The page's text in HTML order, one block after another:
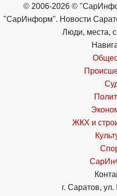
© 2006-2026 ©
"СарИнформ". Новости
Люди, места,
ЖКХ и
г. Саратов, ул.